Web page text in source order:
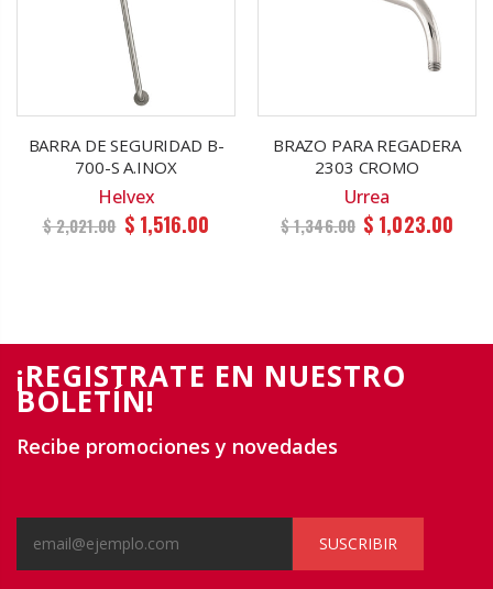
BARRA DE SEGURIDAD B-
700-S A.INOX
Helvex
$ 2,021.00 $ 1,516.00
BRAZO PARA REGADERA
2303 CROMO
Urrea
$ 1,346.00 $ 1,023.00
¡REGISTRATE EN NUESTRO
BOLETÍN!
Recibe promociones y novedades
SUSCRIBIR